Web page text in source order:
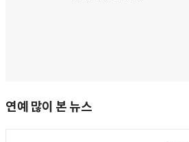
연예 많이 본 뉴스